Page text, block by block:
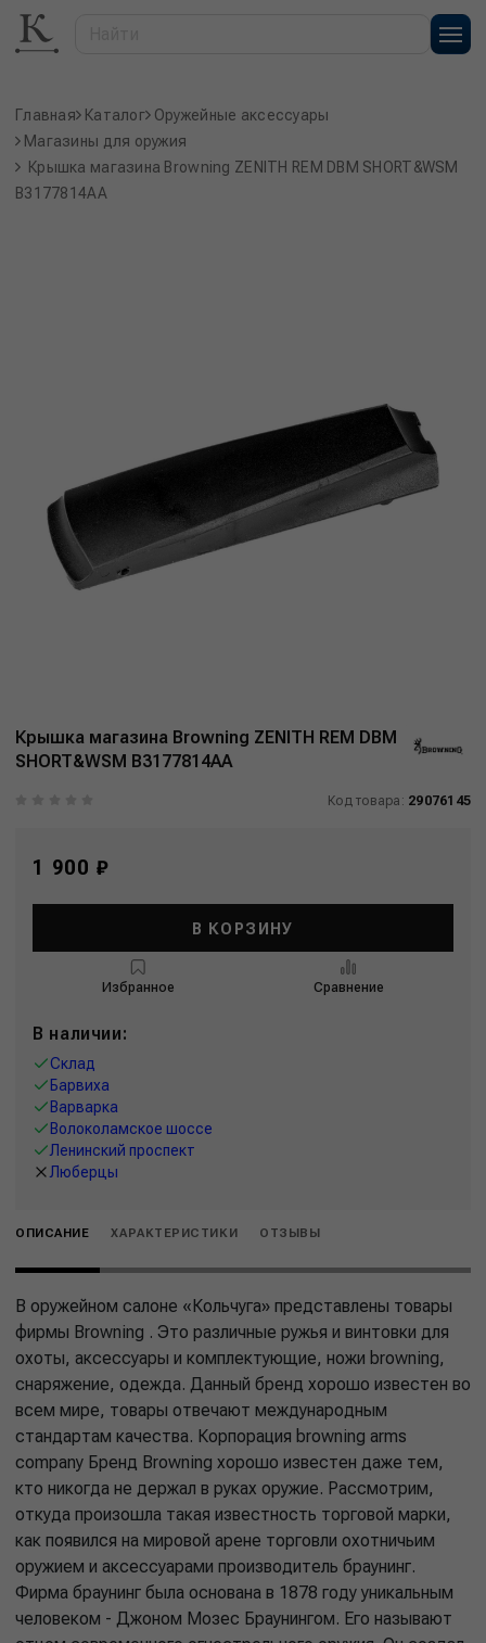
Главная Каталог Оружейные аксессуары
Магазины для оружия
Крышка магазина Browning ZENITH REM DBM SHORT&WSM
B3177814AA
Крышка магазина Browning ZENITH REM DBM
SHORT&WSM B3177814AA
Код товара: 29076145
1 900 ₽
В КОРЗИНУ
Избранное Сравнение
В наличии:
Склад
Барвиха
Варварка
Волоколамское шоссе
Ленинский проспект
Люберцы
ОПИСАНИЕ ХАРАКТЕРИСТИКИ ОТЗЫВЫ
В оружейном салоне «Кольчуга» представлены товары
фирмы Browning . Это различные ружья и винтовки для
охоты, аксессуары и комплектующие, ножи browning,
снаряжение, одежда. Данный бренд хорошо известен во
всем мире, товары отвечают международным
стандартам качества. Корпорация browning arms
company Бренд Browning хорошо известен даже тем,
кто никогда не держал в руках оружие. Рассмотрим,
откуда произошла такая известность торговой марки,
как появился на мировой арене торговли охотничьим
оружием и аксессуарами производитель браунинг.
Фирма браунинг была основана в 1878 году уникальным
человеком - Джоном Мозес Браунингом. Его называют